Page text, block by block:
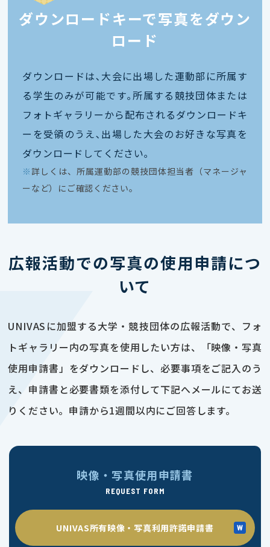
ダウンロードキーで写真をダウン
ロード
ダウンロードは､大会に出場した運動部に所属す
る学生のみが可能です｡所属する競技団体または
フォトギャラリーから配布されるダウンロードキ
ーを受領のうえ､出場した大会のお好きな写真を
ダウンロードしてください｡
※ 詳しくは、所属運動部の競技団体担当者（マネージャ
ーなど）にご確認ください。
広報活動での写真の使用申請につ
いて
UNIVASに加盟する大学・競技団体の広報活動で、フォ
トギャラリー内の写真を使用したい方は、「映像・写真
使用申請書」をダウンロードし、必要事項をご記入のう
え、申請書と必要書類を添付して下記へメールにてお送
りください。申請から1週間以内にご回答します。
映像・写真使用申請書
REQUEST FORM
UNIVAS所有映像・写真利用許諾申請書